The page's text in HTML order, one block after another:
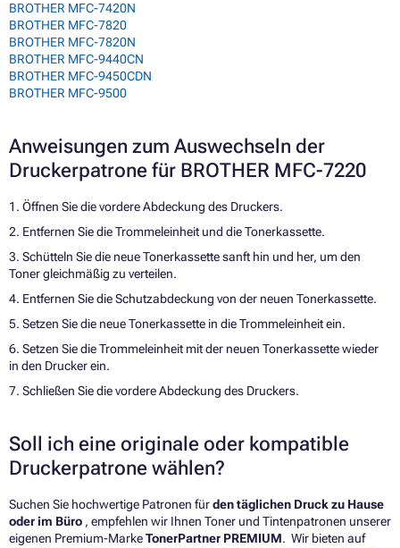
BROTHER MFC-7420N
BROTHER MFC-7820
BROTHER MFC-7820N
BROTHER MFC-9440CN
BROTHER MFC-9450CDN
BROTHER MFC-9500
Anweisungen zum Auswechseln der
Druckerpatrone für BROTHER MFC-7220
1. Öffnen Sie die vordere Abdeckung des Druckers.
2. Entfernen Sie die Trommeleinheit und die Tonerkassette.
3. Schütteln Sie die neue Tonerkassette sanft hin und her, um den
Toner gleichmäßig zu verteilen.
4. Entfernen Sie die Schutzabdeckung von der neuen Tonerkassette.
5. Setzen Sie die neue Tonerkassette in die Trommeleinheit ein.
6. Setzen Sie die Trommeleinheit mit der neuen Tonerkassette wieder
in den Drucker ein.
7. Schließen Sie die vordere Abdeckung des Druckers.
Soll ich eine originale oder kompatible
Druckerpatrone wählen?
Suchen Sie hochwertige Patronen fürden täglichen Druck zu Hause
oder im Büro , empfehlen wir Ihnen Toner und Tintenpatronen unserer
eigenen Premium-MarkeTonerPartner PREMIUM. Wir bieten auf